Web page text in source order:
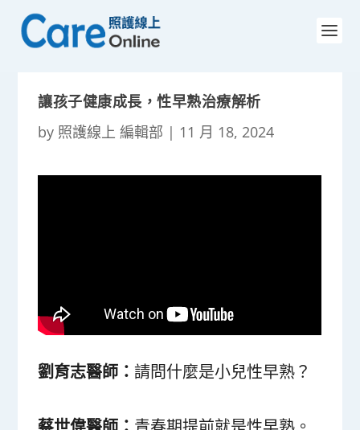
讓孩子健康成長，性早熟治療解析
by 照護線上 編輯部 | 11 月 18, 2024
劉育志醫師：請問什麼是小兒性早熟？